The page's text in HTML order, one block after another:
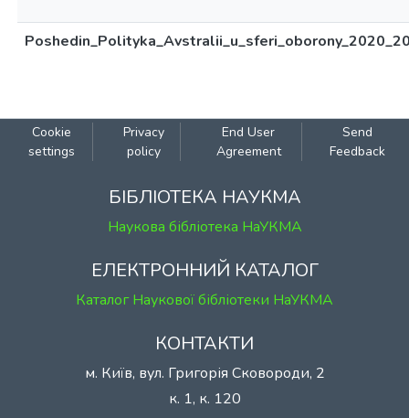
Cookie
settings
Privacy
policy
End User
Agreement
Send
Feedback
БІБЛІОТЕКА НАУКМА
Наукова бібліотека НаУКМА
ЕЛЕКТРОННИЙ КАТАЛОГ
Каталог Наукової бібліотеки НаУКМА
КОНТАКТИ
м. Київ, вул. Григорія Сковороди, 2
к. 1, к. 120